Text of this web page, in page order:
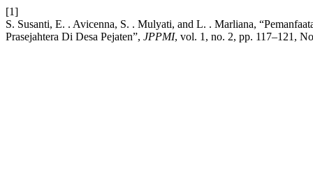
[1]
S. Susanti, E. . Avicenna, S. . Mulyati, and L. . Marliana,
Prasejahtera Di Desa Pejaten”, JPPMI, vol. 1, no. 2, pp. 117–121,